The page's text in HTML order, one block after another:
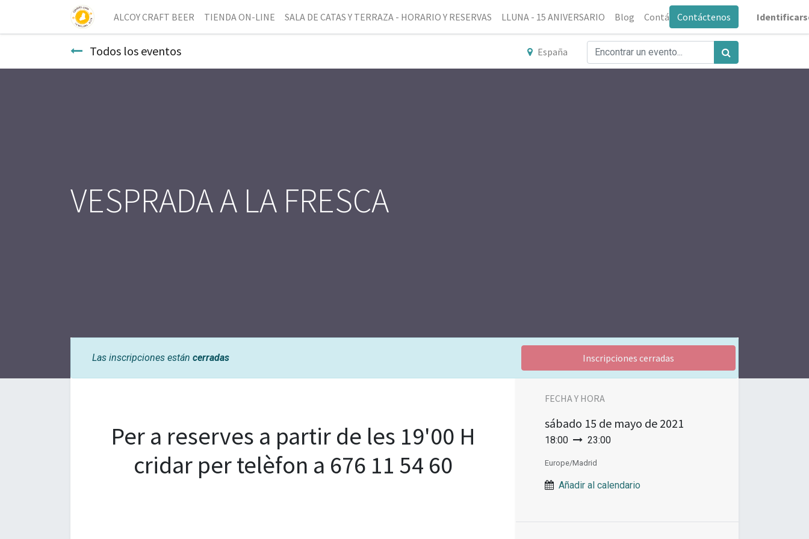
ALCOY CRAFT BEER TIENDA ON-LINE SALA DE CATAS Y TERRAZA - HORARIO Y RESERVAS LLUNA - 15 ANIVERSARIO Blog ContáctenosContáctenos
Todos los eventos España
VESPRADA A LA FRESCA
Las inscripciones están cerradas Inscripciones cerradas
Per a reserves a partir de les 19'00 H
cridar per telèfon a 676 11 54 60
FECHA Y HORA
sábado 15 de mayo de 2021
18:00 23:00
Europe/Madrid
Añadir al calendario